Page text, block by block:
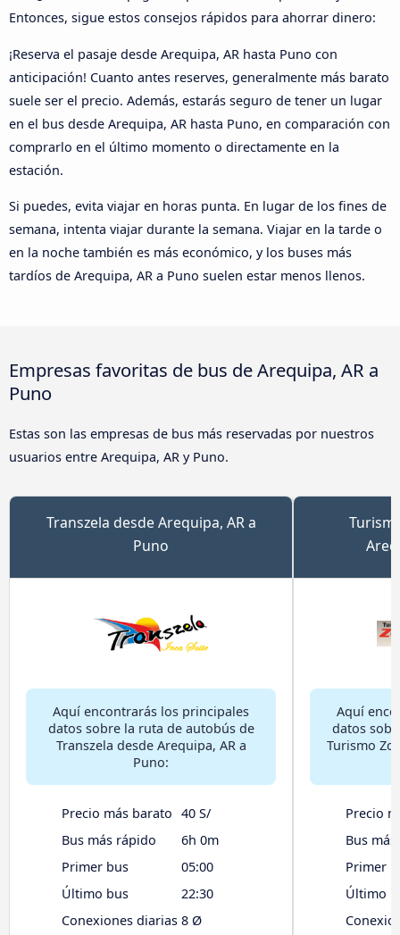
Entonces, sigue estos consejos rápidos para ahorrar dinero:
¡Reserva el pasaje desde Arequipa, AR hasta Puno con
anticipación! Cuanto antes reserves, generalmente más barato
suele ser el precio. Además, estarás seguro de tener un lugar
en el bus desde Arequipa, AR hasta Puno, en comparación con
comprarlo en el último momento o directamente en la
estación.
Si puedes, evita viajar en horas punta. En lugar de los fines de
semana, intenta viajar durante la semana. Viajar en la tarde o
en la noche también es más económico, y los buses más
tardíos de Arequipa, AR a Puno suelen estar menos llenos.
Empresas favoritas de bus de Arequipa, AR a
Puno
Estas son las empresas de bus más reservadas por nuestros
usuarios entre Arequipa, AR y Puno.
Transzela desde Arequipa, AR a
Puno
Aquí encontrarás los principales
datos sobre la ruta de autobús de
Transzela desde Arequipa, AR a
Puno:
Precio más barato 40 S/
Bus más rápido
6h 0m
Primer bus
05:00
Último bus
22:30
Conexiones diarias 8 Ø
Aquí
datos
Turismo
Precio
Bus
Primer
Último